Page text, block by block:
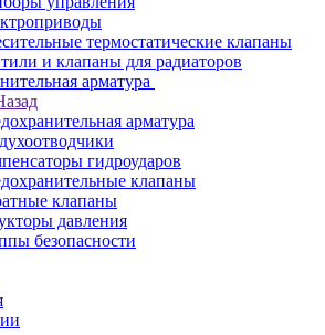
термостатические клапаны
и клапаны для радиаторов
арматура
арматура
гидроударов
клапаны
клапаны
давления
безопасности